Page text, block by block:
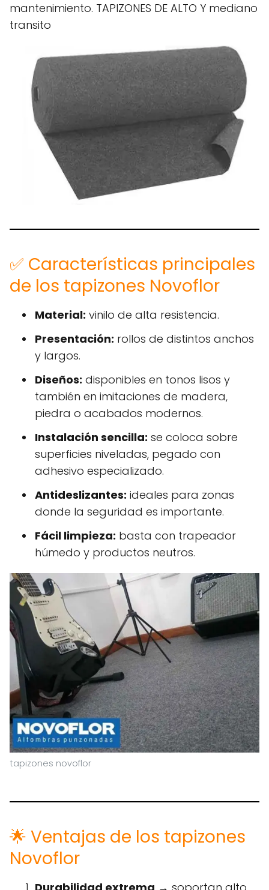
mantenimiento. TAPIZONES DE ALTO Y mediano
transito
✅ Características principales
de los tapizones Novoflor
Material: vinilo de alta resistencia.
Presentación: rollos de distintos anchos
y largos.
Diseños: disponibles en tonos lisos y
también en imitaciones de madera,
piedra o acabados modernos.
Instalación sencilla: se coloca sobre
superficies niveladas, pegado con
adhesivo especializado.
Antideslizantes: ideales para zonas
donde la seguridad es importante.
Fácil limpieza: basta con trapeador
húmedo y productos neutros.
tapizones novoflor
🌟 Ventajas de los tapizones
Novoflor